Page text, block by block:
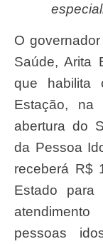
O governador Eduardo Leite e a secretária da
Saúde, Arita
que habilita
Estação, na
abertura do
da Pessoa
receberá R$
Estado
atendimento
pessoas